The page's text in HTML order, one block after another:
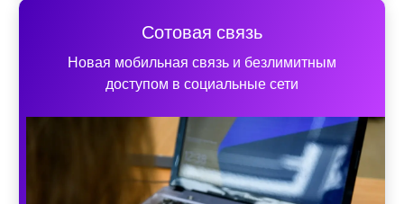
Сотовая связь
Новая мобильная связь и безлимитным
доступом в социальные сети